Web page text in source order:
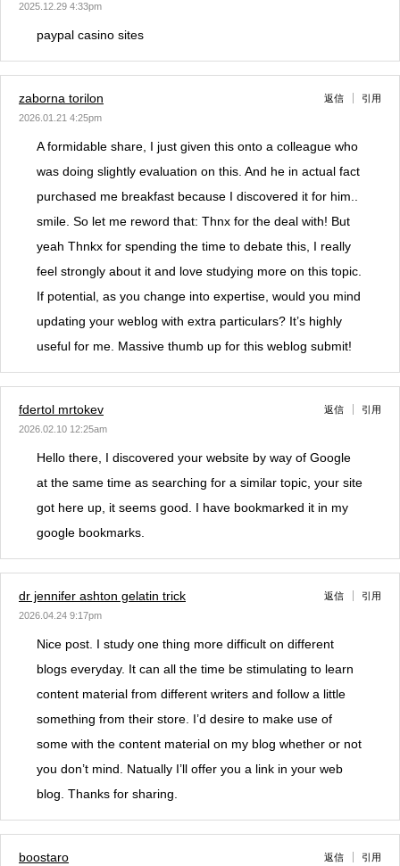
2025.12.29 4:33pm
paypal casino sites
zaborna torilon
2026.01.21 4:25pm
返信 引用
A formidable share, I just given this onto a colleague who
was doing slightly evaluation on this. And he in actual fact
purchased me breakfast because I discovered it for him..
smile. So let me reword that: Thnx for the deal with! But
yeah Thnkx for spending the time to debate this, I really
feel strongly about it and love studying more on this topic.
If potential, as you change into expertise, would you mind
updating your weblog with extra particulars? It’s highly
useful for me. Massive thumb up for this weblog submit!
fdertol mrtokev
2026.02.10 12:25am
返信 引用
Hello there, I discovered your website by way of Google
at the same time as searching for a similar topic, your site
got here up, it seems good. I have bookmarked it in my
google bookmarks.
dr jennifer ashton gelatin trick
2026.04.24 9:17pm
返信 引用
Nice post. I study one thing more difficult on different
blogs everyday. It can all the time be stimulating to learn
content material from different writers and follow a little
something from their store. I’d desire to make use of
some with the content material on my blog whether or not
you don’t mind. Natually I’ll offer you a link in your web
blog. Thanks for sharing.
boostaro 返信 引用